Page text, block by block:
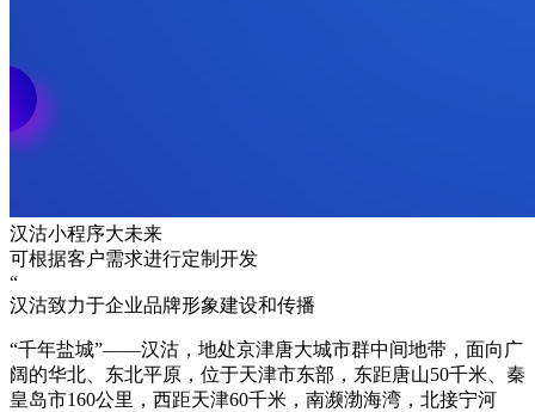
汉沽小程序大未来
可根据客户需求进行定制开发
“
汉沽致力于企业品牌形象建设和传播
“千年盐城”——汉沽，地处京津唐大城市群中间地带，面向广
阔的华北、东北平原，位于天津市东部，东距唐山50千米、秦
皇岛市160公里，西距天津60千米，南濒渤海湾，北接宁河